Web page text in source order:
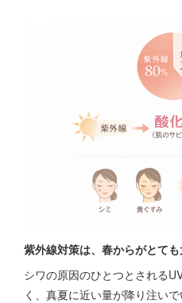
紫外線対策は、春からがとても
シワの原因のひとつとされる
く、真夏に近い量が降り注い